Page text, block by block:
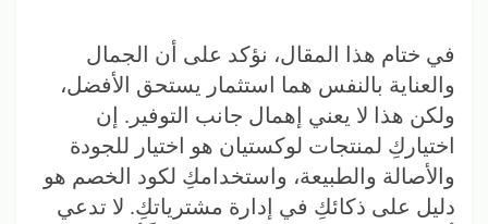
في ختام هذا المقال، نؤكد على أن الجمال
والعناية بالنفس هما استثمار يستحق الأفضل،
ولكن هذا لا يعني إهمال جانب التوفير. إن
اختياركِ لمنتجات لوكستيان هو اختيار للجودة
والأصالة والطبيعة، واستخدامكِ لكود الخصم هو
دليل على ذكائكِ في إدارة مشترياتكِ. لا تدعي